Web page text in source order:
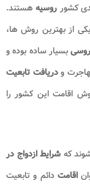
کشور روسیههستند.
از بهترین روش ها،
روسیبسیار ساده بوده و
ودریافت تابعیت
اقامت این کشور را
که شرایط ازدواج در
اقامتدائم و تابعیت